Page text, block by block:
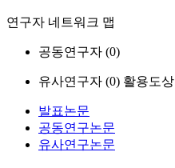
연구자 네트워크 맵
공동연구자 (0)
유사연구자 (0) 활용도
발표논문
공동연구논문
유사연구논문